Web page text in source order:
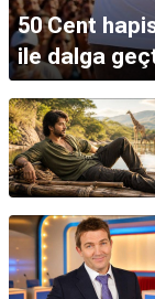
50 Cent
ile dalga